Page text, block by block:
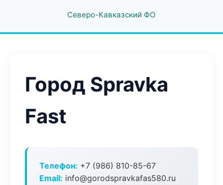
Северо-Кавказский ФО
Город Spravka
Fast
Телефон: +7 (986) 810-85-67
Email: info@gorodspravkafas580.ru